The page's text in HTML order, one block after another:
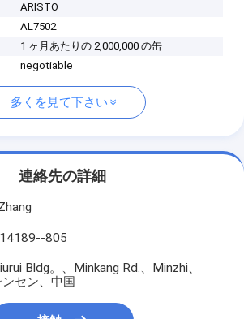
ARISTO
AL7502
1 ヶ月あたりの 2,000,000 の缶
negotiable
多くを見て下さい
連絡先の詳細
805
Bldg。、Minkang Rd.、Minzhi、
セン、中国